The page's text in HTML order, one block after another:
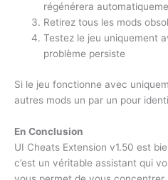
régénérera
Retirez tous les mods
Testez le jeu uniquement
problème persiste
Si le jeu fonctionne avec
autres mods un par un pour
En Conclusion
UI Cheats Extension v1.50 est
c’est un véritable assistant qui